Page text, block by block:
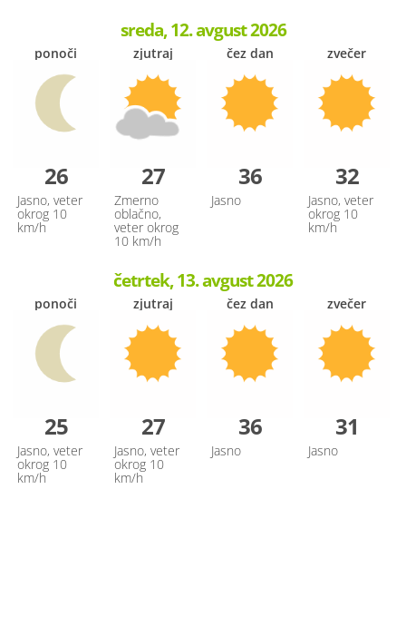
sreda, 12. avgust 2026
ponoči
26
Jasno, veter
okrog 10
km/h
zjutraj
27
Zmerno
oblačno,
veter okrog
10 km/h
čez dan
36
Jasno
zvečer
32
Jasno, veter
okrog 10
km/h
četrtek, 13. avgust 2026
ponoči
25
Jasno, veter
okrog 10
km/h
zjutraj
27
Jasno, veter
okrog 10
km/h
čez dan
36
Jasno
zvečer
31
Jasno